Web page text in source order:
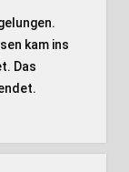
kam ins
Das